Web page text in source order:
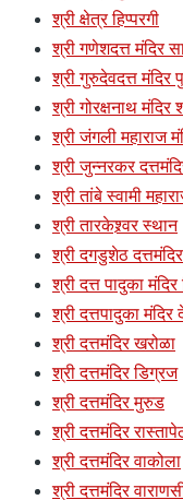
श्री क्षेत्र हिप्परगी
श्री गणेशदत्त मंदिर
श्री गुरुदेवदत्त मंदिर
श्री गोरक्षनाथ मंदिर
श्री जंगली महाराज
श्री जुन्नरकर
श्री तांबे स्वामी
श्री तारकेश्र्वर स्थान
श्री दगडुशेठ
श्री दत्त पादुका
श्री दत्तपादुका मंदिर
श्री दत्तमंदिर खरोळा
श्री दत्तमंदिर डिग्रज
श्री दत्तमंदिर मुरुड
श्री दत्तमंदिर
श्री दत्तमंदिर वाकोला
श्री दत्तमंदिर